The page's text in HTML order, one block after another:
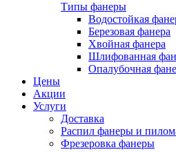
Типы фанеры
Водостойкая
Березовая фанера
Хвойная фанера
Шлифованная
Опалубочная
Цены
Акции
Услуги
Доставка
Распил фанеры и
Фрезеровка фанеры